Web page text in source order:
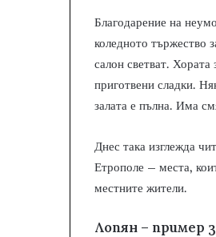
Благодарение на
коледното тържество
салон светват.
приготвени сладки.
залата е пълна. Има
Днес така изглежда
Етрополе – места,
местните жители.
Лопян – пример